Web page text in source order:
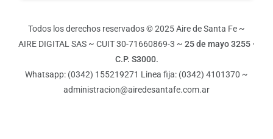
Todos los derechos reservados © 2025 Aire de Santa Fe ~
AIRE DIGITAL SAS ~ CUIT 30-71660869-3 ~ 25 de mayo 3255 ·
C.P. S3000.
Whatsapp: (0342) 155219271 Linea fija: (0342) 4101370 ~
administracion@airedesantafe.com.ar